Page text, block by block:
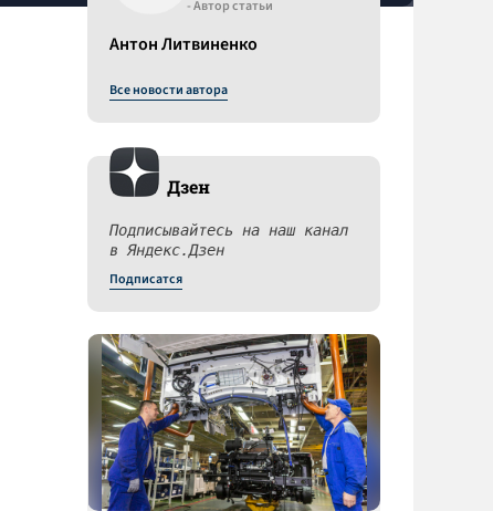
- Автор статьи
Антон Литвиненко
Все новости автора
Дзен
Подписывайтесь на наш канал
в Яндекс.Дзен
Подписатся